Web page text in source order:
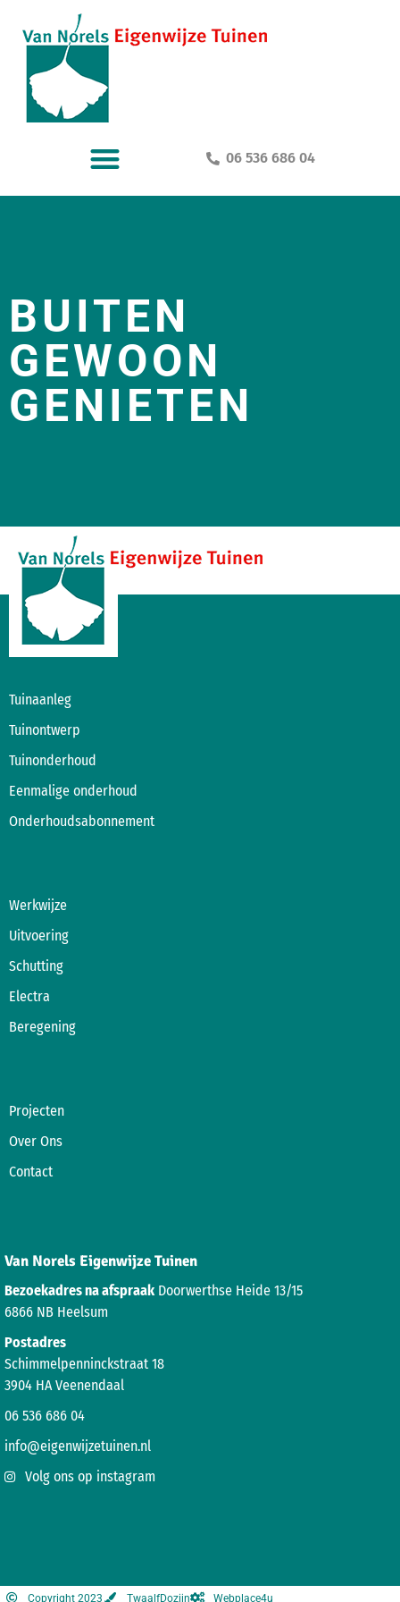
06 536 686 04
BUITEN
GEWOON
GENIETEN
Tuinaanleg
Tuinontwerp
Tuinonderhoud
Eenmalige onderhoud
Onderhoudsabonnement
Werkwijze
Uitvoering
Schutting
Electra
Beregening
Projecten
Over Ons
Contact
Van Norels Eigenwijze Tuinen
Bezoekadres na afspraak Doorwerthse Heide 13/15
6866 NB Heelsum
Postadres
Schimmelpenninckstraat 18
3904 HA Veenendaal
06 536 686 04
info@eigenwijzetuinen.nl
Volg ons op instagram
Copyright 2023 TwaalfDozijn Webplace4u